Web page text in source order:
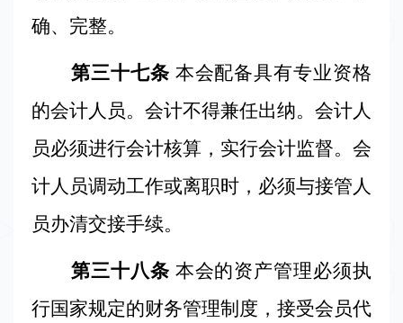
确、完整。
第三十七条 本会配备具有专业资格
的会计人员。会计不得兼任出纳。会计人
员必须进行会计核算，实行会计监督。会
计人员调动工作或离职时，必须与接管人
员办清交接手续。
第三十八条 本会的资产管理必须执
行国家规定的财务管理制度，接受会员代